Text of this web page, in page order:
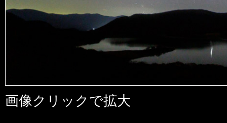
画像クリックで拡大